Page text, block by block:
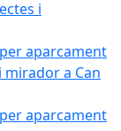
i
aparcament
mirador a Can
aparcament